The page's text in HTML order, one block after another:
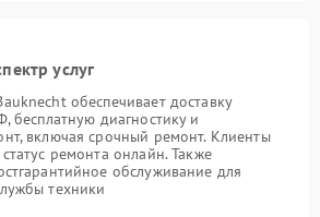
услуг
обеспечивает доставку
бесплатную диагностику и
включая срочный ремонт. Клиенты
ремонта онлайн. Также
обслуживание для
техники